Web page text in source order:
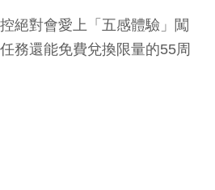
絕對會愛上「五感體驗」闖
務還能免費兌換限量的55周